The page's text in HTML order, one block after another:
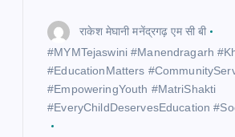
राकेश मेघानी मनेंद्रगढ़ एम सी बी
​#MYMTejaswini #Manendragarh
#EducationMatters
#EmpoweringYouth #MatriShakti
#EveryChildDeservesEducation